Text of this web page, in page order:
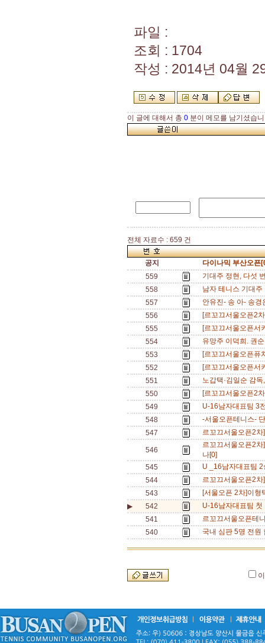
파일 :
조회 : 1704
작성 : 2014년 04월
이 글에 대해서 총 0 분이 메모를 남기셨습
전체 자료수 : 659 건
공지
다이나믹 부산오픈
559
기대주 정현, 다섯
558
남자 테니스 기대
557
안유진- 송 아- 송
556
[르꼬끄서울오픈2
555
[르꼬끄서울오픈서
554
유망주 이덕희. 권
553
[르꼬끄서울오픈퓨
552
[르꼬끄서울오픈서
551
노갑택·김일순 감
550
[르꼬끄서울오픈2
549
U-16남자대표팀 3
548
-서울오픈테니스-
547
르꼬끄서울오픈2
546
르꼬끄서울오픈2
나[0]
545
U _16남자대표팀
544
르꼬끄서울오픈2
543
[서울오픈 2차]이
▶
542
U-16남자대표팀 첫
541
르꼬끄서울오픈테
540
국내 심판 5명 전